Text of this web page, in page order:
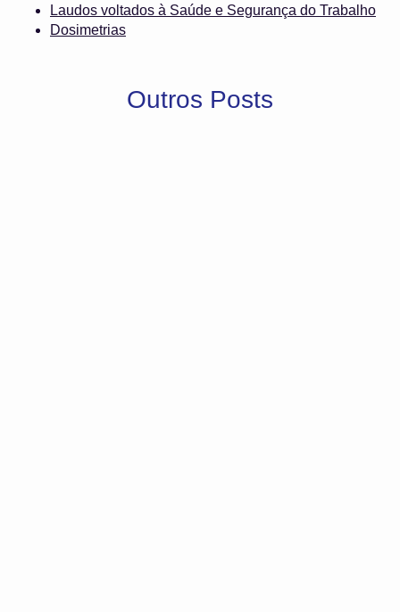
Laudos voltados à Saúde e Segurança do Trabalho
Dosimetrias
Outros Posts